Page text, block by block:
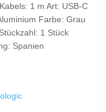
1 m Art: USB-C
Farbe: Grau
1 Stück
Spanien